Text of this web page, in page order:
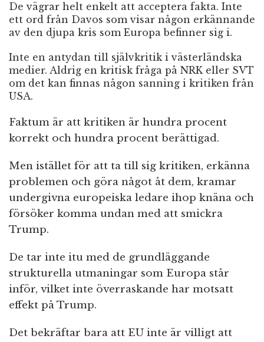
De vägrar helt enkelt att acceptera fakta. Inte
ett ord från Davos som visar någon erkännande
av den djupa kris som Europa befinner sig i.
Inte en antydan till självkritik i västerländska
medier. Aldrig en kritisk fråga på NRK eller SVT
om det kan finnas någon sanning i kritiken från
USA.
Faktum är att kritiken är hundra procent
korrekt och hundra procent berättigad.
Men istället för att ta till sig kritiken, erkänna
problemen och göra något åt dem, kramar
undergivna europeiska ledare ihop knäna och
försöker komma undan med att smickra
Trump.
De tar inte itu med de grundläggande
strukturella utmaningar som Europa står
inför, vilket inte överraskande har motsatt
effekt på Trump.
Det bekräftar bara att EU inte är villigt att